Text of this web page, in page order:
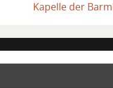
Kapelle der